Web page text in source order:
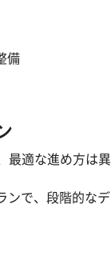
備
最適な進め方は異
ンで、段階的なデ